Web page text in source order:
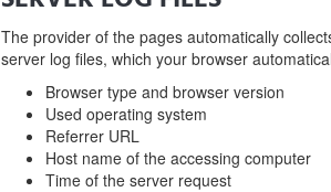
The provider of the pages automatically
server log files, which your browser
Browser type and browser version
Used operating system
Referrer URL
Host name of the accessing computer
Time of the server request